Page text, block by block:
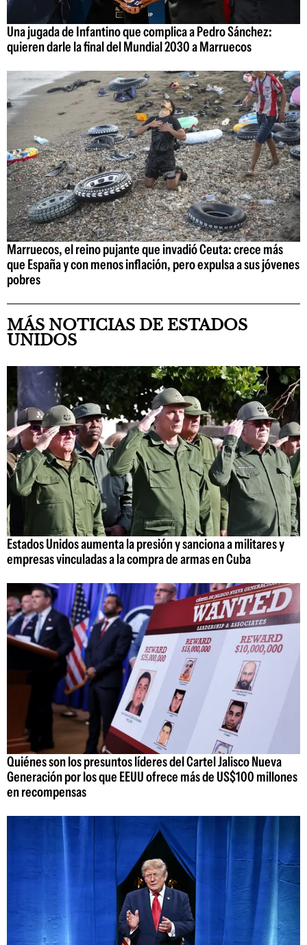
Una jugada de Infantino que complica a Pedro Sánchez:
quieren darle la final del Mundial 2030 a Marruecos
Marruecos, el reino pujante que invadió Ceuta: crece más
que España y con menos inflación, pero expulsa a sus jóvenes
pobres
MÁS NOTICIAS DE ESTADOS
UNIDOS
Estados Unidos aumenta la presión y sanciona a militares y
empresas vinculadas a la compra de armas en Cuba
Quiénes son los presuntos líderes del Cartel Jalisco Nueva
Generación por los que EEUU ofrece más de US$100 millones
en recompensas